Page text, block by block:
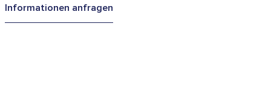
Informationen anfragen